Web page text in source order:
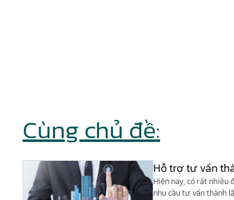
Cùng chủ đề:
Hỗ trợ tư vấn
Hiện nay, có rất nhiều
nhu cầu tư vấn thành